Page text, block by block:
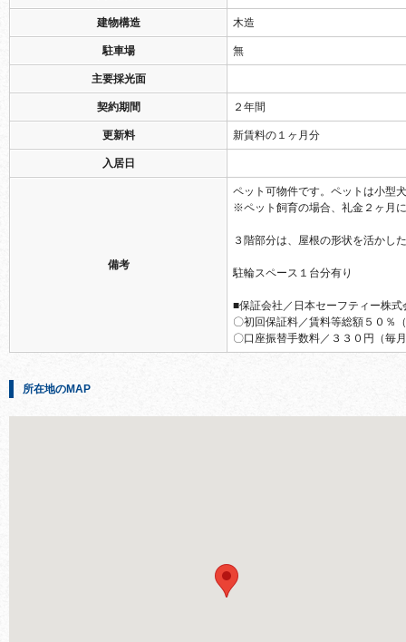
建物構造 木造
駐車場 無
主要採光面
契約期間 ２年間
更新料 新賃料の１ヶ月分
入居日
備考
ペット可物件です。ペットは小型
※ペット飼育の場合、礼金２ヶ月
３階部分は、屋根の形状を活かし
駐輪スペース１台分有り
■保証会社／日本セーフティー株式
〇初回保証料／賃料等総額５０％
〇口座振替手数料／３３０円（毎
所在地のMAP